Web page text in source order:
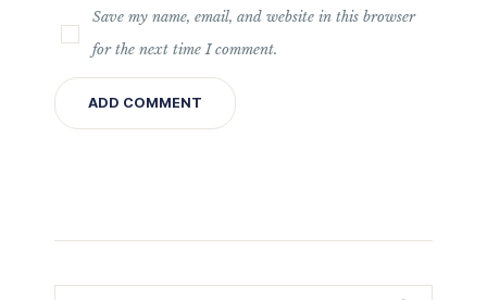
Save my name, email, and website in this browser
for the next time I comment.